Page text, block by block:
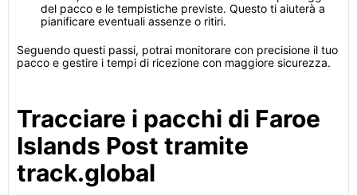
del pacco e le tempistiche previste. Questo ti aiuterà a
pianificare eventuali assenze o ritiri.
Seguendo questi passi, potrai monitorare con precisione il tuo
pacco e gestire i tempi di ricezione con maggiore sicurezza.
Tracciare i pacchi di Faroe
Islands Post tramite
track.global